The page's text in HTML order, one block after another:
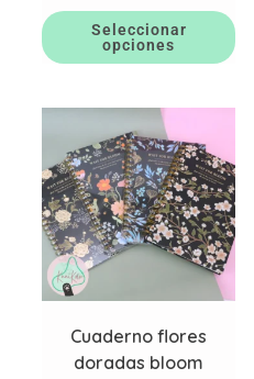
Seleccionar
opciones
Cuaderno flores
doradas bloom